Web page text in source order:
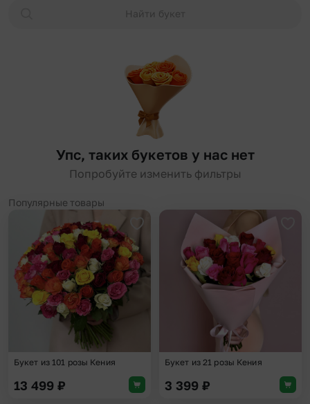
Найти букет
Упс, таких букетов у нас нет
Попробуйте изменить фильтры
Популярные товары
Добавить в избранное
Букет из 101 розы Кения
13 499 ₽
Букет из 21 розы Кения
3 399 ₽